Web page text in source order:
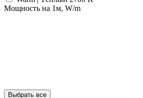
Мощность на 1м, W/m
Выбрать все